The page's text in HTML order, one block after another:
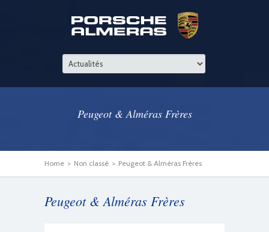
Peugeot & Alméras Frères
Home > Non classé > Peugeot & Alméras Frères
Peugeot & Alméras Frères